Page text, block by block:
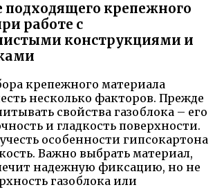
крепежного
работе с
конструкциями и
крепежного материала
несколько факторов. Прежде
свойства газоблока – его
и гладкость поверхности.
особенности гипсокартона
Важно выбрать материал,
надежную фиксацию, но не
газоблока или